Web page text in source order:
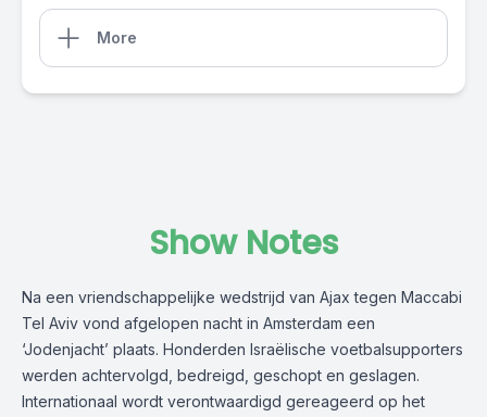
More
Show Notes
Na een vriendschappelijke wedstrijd van Ajax tegen Maccabi
Tel Aviv vond afgelopen nacht in Amsterdam een
‘Jodenjacht’ plaats. Honderden Israëlische voetbalsupporters
werden achtervolgd, bedreigd, geschopt en geslagen.
Internationaal wordt verontwaardigd gereageerd op het